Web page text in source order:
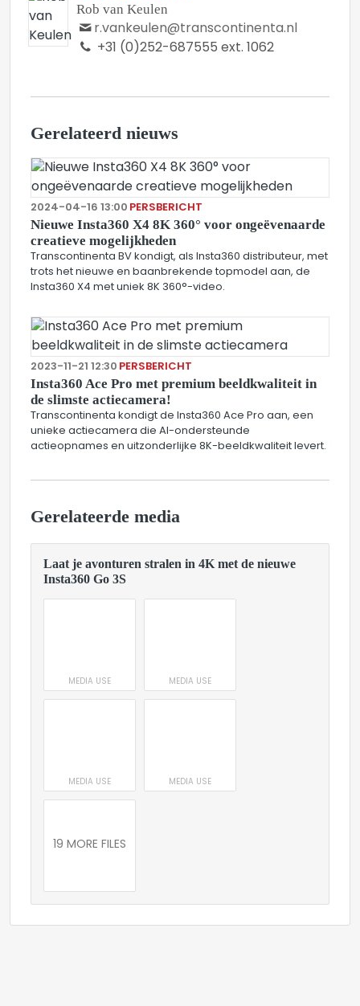
Rob van Keulen
r.vankeulen@transcontinenta.nl
+31 (0)252-687555 ext. 1062
Gerelateerd nieuws
2024-04-16 13:00 PERSBERICHT
Nieuwe Insta360 X4 8K 360° voor ongeëvenaarde
creatieve mogelijkheden
Transcontinenta BV kondigt, als Insta360 distributeur, met
trots het nieuwe en baanbrekende topmodel aan, de
Insta360 X4 met uniek 8K 360°-video.
2023-11-21 12:30 PERSBERICHT
Insta360 Ace Pro met premium beeldkwaliteit in
de slimste actiecamera!
Transcontinenta kondigt de Insta360 Ace Pro aan, een
unieke actiecamera die AI-ondersteunde
actieopnames en uitzonderlijke 8K-beeldkwaliteit levert.
Gerelateerde media
Laat je avonturen stralen in 4K met de nieuwe
Insta360 Go 3S
MEDIA USE MEDIA USE
MEDIA USE MEDIA USE
19 MORE FILES